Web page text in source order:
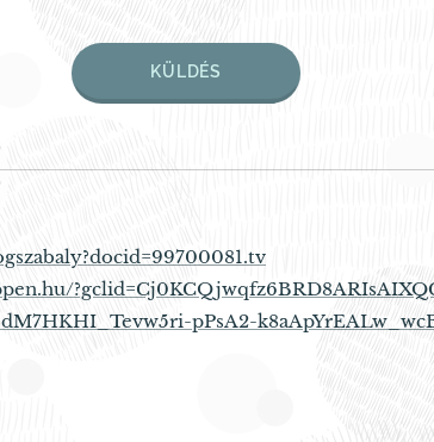
KÜLDÉS
pPsA2-